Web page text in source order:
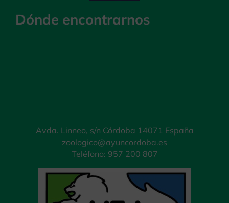
Dónde encontrarnos
Avda. Linneo, s/n Córdoba 14071 España
zoologico@ayuncordoba.es
Teléfono: 957 200 807